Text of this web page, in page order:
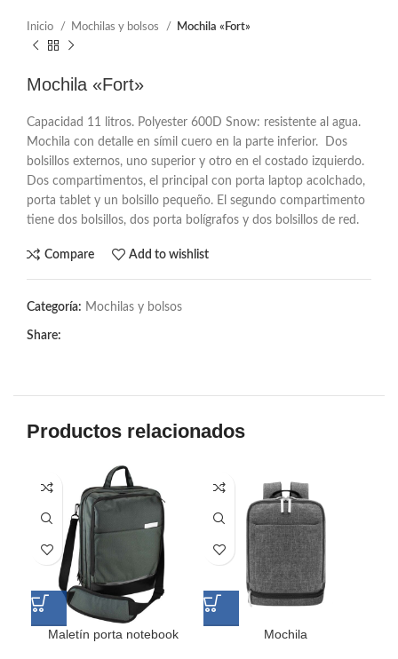
Inicio Mochilas y bolsos Mochila «Fort»
Mochila «Fort»
Capacidad 11 litros. Polyester 600D Snow: resistente al agua.
Mochila con detalle en símil cuero en la parte inferior. Dos
bolsillos externos, uno superior y otro en el costado izquierdo.
Dos compartimentos, el principal con porta laptop acolchado,
porta tablet y un bolsillo pequeño. El segundo compartimento
tiene dos bolsillos, dos porta bolígrafos y dos bolsillos de red.
Compare Add to wishlist
Categoría: Mochilas y bolsos
Share:
Productos relacionados
Maletín porta notebook Mochila